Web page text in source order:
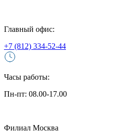
Главный офис:
+7 (812) 334-52-44
Часы работы:
Пн-пт: 08.00-17.00
Филиал Москва